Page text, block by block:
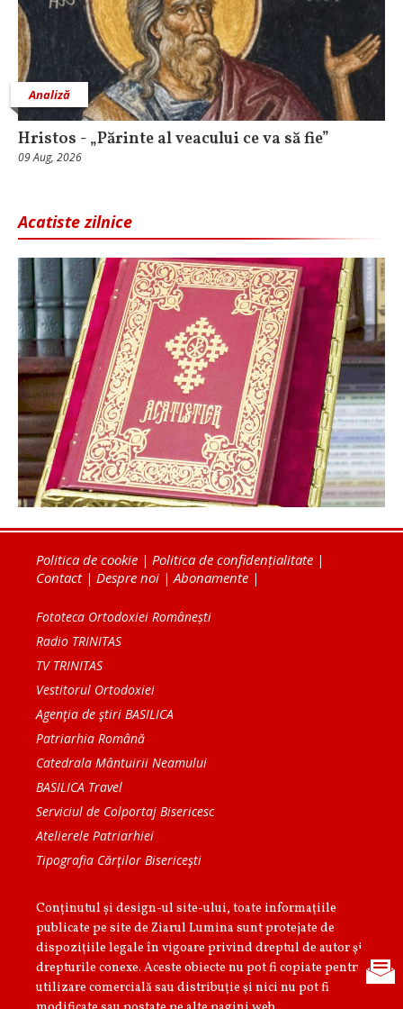
Analiză
Hristos - „Părinte al veacului ce va să fie”
09 Aug, 2026
Acatiste zilnice
Politica de cookie | Politica de confidențialitate |
Contact| Despre noi |Abonamente |
Fototeca Ortodoxiei Românești
Radio TRINITAS
TV TRINITAS
Vestitorul Ortodoxiei
Agenţia de ştiri BASILICA
Patriarhia Română
Catedrala Mântuirii Neamului
BASILICA Travel
Serviciul de Colportaj Bisericesc
Atelierele Patriarhiei
Tipografia Cărţilor Bisericeşti
Conținutul și design-ul site-ului, toate informaţiile
publicate pe site de Ziarul Lumina sunt protejate de
dispoziţiile legale în vigoare privind dreptul de autor şi
drepturile conexe. Aceste obiecte nu pot fi copiate pentru
utilizare comercială sau distribuţie şi nici nu pot fi